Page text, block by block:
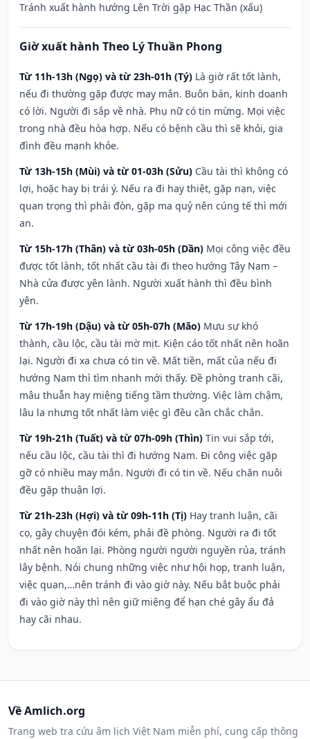
Tránh xuất hành hướng Lên Trời gặp Hạc Thần (xấu)
Giờ xuất hành Theo Lý Thuần Phong
Từ 11h-13h (Ngọ) và từ 23h-01h (Tý) Là giờ rất tốt lành,
nếu đi thường gặp được may mắn. Buôn bán, kinh doanh
có lời. Người đi sắp về nhà. Phụ nữ có tin mừng. Mọi việc
trong nhà đều hòa hợp. Nếu có bệnh cầu thì sẽ khỏi, gia
đình đều mạnh khỏe.
Từ 13h-15h (Mùi) và từ 01-03h (Sửu) Cầu tài thì không có
lợi, hoặc hay bị trái ý. Nếu ra đi hay thiệt, gặp nạn, việc
quan trọng thì phải đòn, gặp ma quỷ nên cúng tế thì mới
an.
Từ 15h-17h (Thân) và từ 03h-05h (Dần) Mọi công việc đều
được tốt lành, tốt nhất cầu tài đi theo hướng Tây Nam –
Nhà cửa được yên lành. Người xuất hành thì đều bình
yên.
Từ 17h-19h (Dậu) và từ 05h-07h (Mão) Mưu sự khó
thành, cầu lộc, cầu tài mờ mịt. Kiện cáo tốt nhất nên hoãn
lại. Người đi xa chưa có tin về. Mất tiền, mất của nếu đi
hướng Nam thì tìm nhanh mới thấy. Đề phòng tranh cãi,
mâu thuẫn hay miệng tiếng tầm thường. Việc làm chậm,
lâu la nhưng tốt nhất làm việc gì đều cần chắc chắn.
Từ 19h-21h (Tuất) và từ 07h-09h (Thìn) Tin vui sắp tới,
nếu cầu lộc, cầu tài thì đi hướng Nam. Đi công việc gặp
gỡ có nhiều may mắn. Người đi có tin về. Nếu chăn nuôi
đều gặp thuận lợi.
Từ 21h-23h (Hợi) và từ 09h-11h (Tị) Hay tranh luận, cãi
cọ, gây chuyện đói kém, phải đề phòng. Người ra đi tốt
nhất nên hoãn lại. Phòng người người nguyền rủa, tránh
lây bệnh. Nói chung những việc như hội họp, tranh luận,
việc quan,…nên tránh đi vào giờ này. Nếu bắt buộc phải
đi vào giờ này thì nên giữ miệng để hạn ché gây ẩu đả
hay cãi nhau.
Về Amlich.org
Trang web tra cứu âm lịch Việt Nam miễn phí, cung cấp thông